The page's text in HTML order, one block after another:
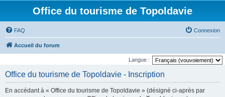
Office du tourisme de Topoldavie
FAQ Connexion
Accueil du forum
Langue :
Office du tourisme de Topoldavie - Inscription
En accédant à « Office du tourisme de Topoldavie » (désigné ci-après par